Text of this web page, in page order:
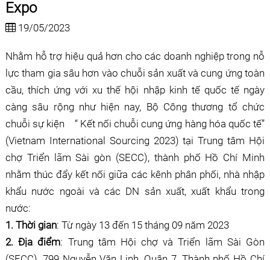
Expo
19/05/2023
Nhằm hỗ trợ hiệu quả hơn cho các doanh nghiệp trong nỗ
lực tham gia sâu hơn vào chuỗi sản xuất và cung ứng toàn
cầu, thích ứng với xu thế hội nhập kinh tế quốc tế ngày
càng sâu rộng như hiện nay, Bộ Công thương tổ chức
chuỗi sự kiện “ Kết nối chuỗi cung ứng hàng hóa quốc tế”
(Vietnam International Sourcing 2023) tại Trung tâm Hội
chợ Triển lãm Sài gòn (SECC), thành phố Hồ Chí Minh
nhằm thúc đẩy kết nối giữa các kênh phân phối, nhà nhập
khẩu nước ngoài và các DN sản xuất, xuất khẩu trong
nước:
1. Thời gian: Từ ngày 13 đến 15 tháng 09 năm 2023
2. Địa điểm: Trung tâm Hội chợ và Triển lãm Sài Gòn